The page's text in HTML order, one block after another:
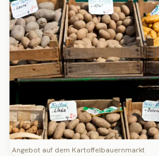
Angebot auf dem Kartoffelbauernmarkt